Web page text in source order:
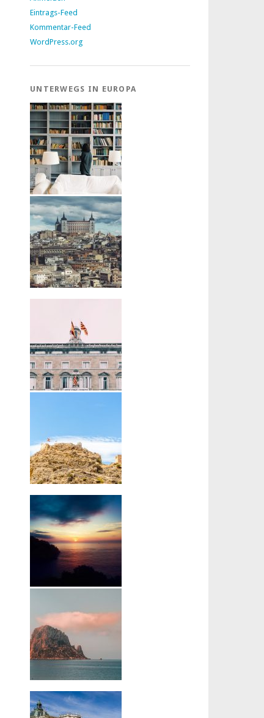
Eintrags-Feed
Kommentar-Feed
WordPress.org
UNTERWEGS IN EUROPA